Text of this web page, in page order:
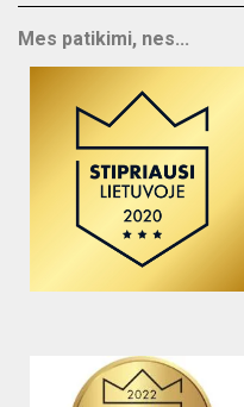
Mes patikimi, nes...